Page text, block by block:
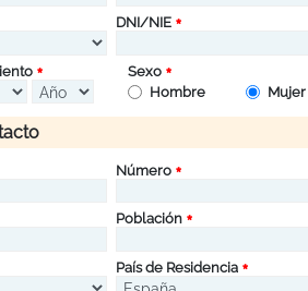
DNI/NIE
Sexo
Hombre
Mujer
Número
Población
País de Residencia